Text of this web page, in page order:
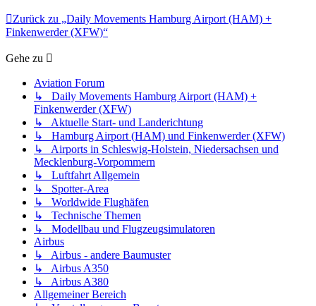
Zurück zu „Daily Movements Hamburg Airport (HAM) +
Finkenwerder (XFW)“
Gehe zu
Aviation Forum
↳ Daily Movements Hamburg Airport (HAM) +
Finkenwerder (XFW)
↳ Aktuelle Start- und Landerichtung
↳ Hamburg Airport (HAM) und Finkenwerder (XFW)
↳ Airports in Schleswig-Holstein, Niedersachsen und
Mecklenburg-Vorpommern
↳ Luftfahrt Allgemein
↳ Spotter-Area
↳ Worldwide Flughäfen
↳ Technische Themen
↳ Modellbau und Flugzeugsimulatoren
Airbus
↳ Airbus - andere Baumuster
↳ Airbus A350
↳ Airbus A380
Allgemeiner Bereich